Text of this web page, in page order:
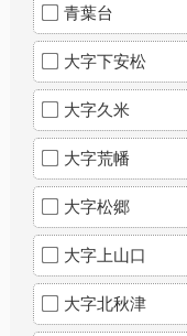
青葉台
大字下安松
大字久米
大字荒幡
大字松郷
大字上山口
大字北秋津